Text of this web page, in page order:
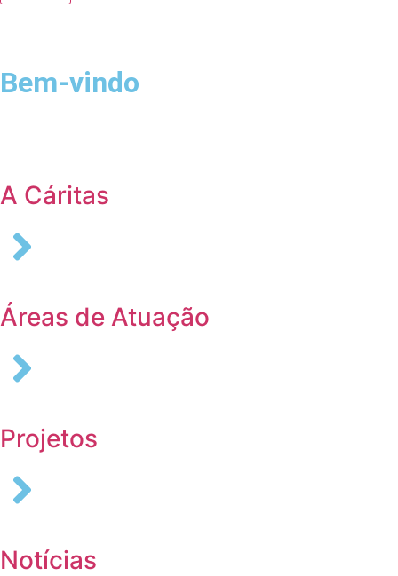
Bem-vindo
A Cáritas
Áreas de Atuação
Projetos
Notícias